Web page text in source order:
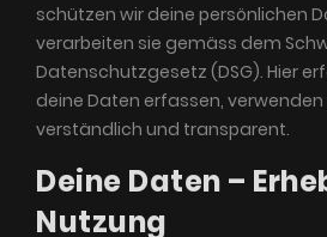
schützen wir deine persönlichen
verarbeiten sie gemäss dem
Datenschutzgesetz (DSG). Hier
deine Daten erfassen,
verständlich und transparent.
Deine Daten –
Nutzung